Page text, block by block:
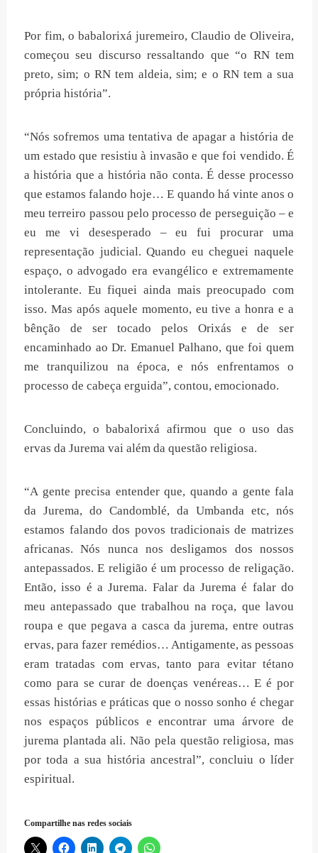
Por fim, o babalorixá juremeiro, Claudio de Oliveira,
começou seu discurso ressaltando que “o RN tem
preto, sim; o RN tem aldeia, sim; e o RN tem a sua
própria história”.
“Nós sofremos uma tentativa de apagar a história de
um estado que resistiu à invasão e que foi vendido. É
a história que a história não conta. É desse processo
que estamos falando hoje… E quando há vinte anos o
meu terreiro passou pelo processo de perseguição – e
eu me vi desesperado – eu fui procurar uma
representação judicial. Quando eu cheguei naquele
espaço, o advogado era evangélico e extremamente
intolerante. Eu fiquei ainda mais preocupado com
isso. Mas após aquele momento, eu tive a honra e a
bênção de ser tocado pelos Orixás e de ser
encaminhado ao Dr. Emanuel Palhano, que foi quem
me tranquilizou na época, e nós enfrentamos o
processo de cabeça erguida”, contou, emocionado.
Concluindo, o babalorixá afirmou que o uso das
ervas da Jurema vai além da questão religiosa.
“A gente precisa entender que, quando a gente fala
da Jurema, do Candomblé, da Umbanda etc, nós
estamos falando dos povos tradicionais de matrizes
africanas. Nós nunca nos desligamos dos nossos
antepassados. E religião é um processo de religação.
Então, isso é a Jurema. Falar da Jurema é falar do
meu antepassado que trabalhou na roça, que lavou
roupa e que pegava a casca da jurema, entre outras
ervas, para fazer remédios… Antigamente, as pessoas
eram tratadas com ervas, tanto para evitar tétano
como para se curar de doenças venéreas… E é por
essas histórias e práticas que o nosso sonho é chegar
nos espaços públicos e encontrar uma árvore de
jurema plantada ali. Não pela questão religiosa, mas
por toda a sua história ancestral”, concluiu o líder
espiritual.
Compartilhe nas redes sociais